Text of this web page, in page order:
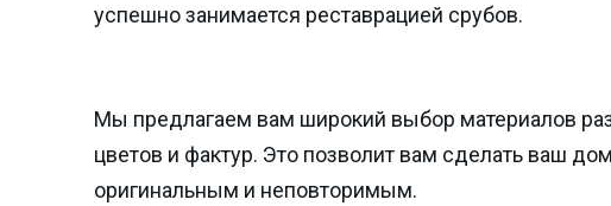
успешно занимается реставрацией срубов.
Мы предлагаем вам широкий выбор материалов
цветов и фактур. Это позволит вам сделать ваш дом
оригинальным и неповторимым.